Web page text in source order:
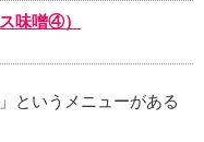
味噌④）
というメニューがある